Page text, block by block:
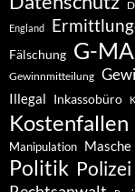
England
Fälschung G-
Gewinnmitteilung
Illegal Inkassobüro
Kostenfallen
Manipulation Masche
Politik Polizei